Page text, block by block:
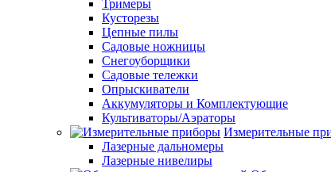
Тримеры
Кусторезы
Цепные пилы
Садовые ножницы
Снегоуборщики
Садовые тележки
Опрыскиватели
Аккумуляторы и Комплектующие
Культиваторы/Аэраторы
Измерительные
Лазерные дальномеры
Лазерные нивелиры